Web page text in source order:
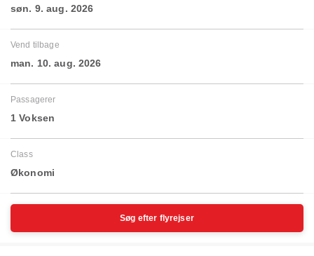
søn. 9. aug. 2026
Vend tilbage
man. 10. aug. 2026
Passagerer
1 Voksen
Class
Økonomi
Søg efter flyrejser